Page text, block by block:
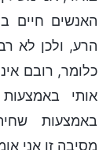
האנשים חיים
הרע, ולכן לא
כלומר, רובם
אותי
באמצעות
מסיבה זו אני